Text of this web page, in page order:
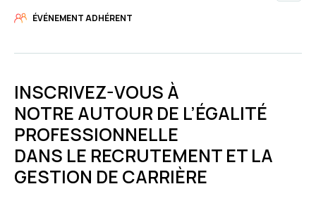
ÉVÉNEMENT ADHÉRENT
INSCRIVEZ-VOUS À
NOTRE AUTOUR DE L’ÉGALITÉ
PROFESSIONNELLE
DANS LE RECRUTEMENT ET LA
GESTION DE CARRIÈRE